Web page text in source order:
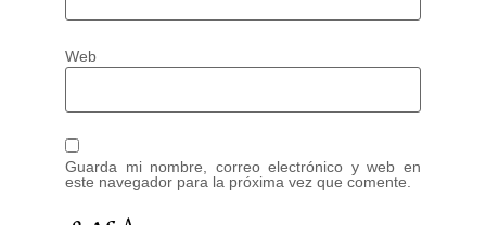
Web
Guarda mi nombre, correo electrónico y web en
este navegador para la próxima vez que comente.